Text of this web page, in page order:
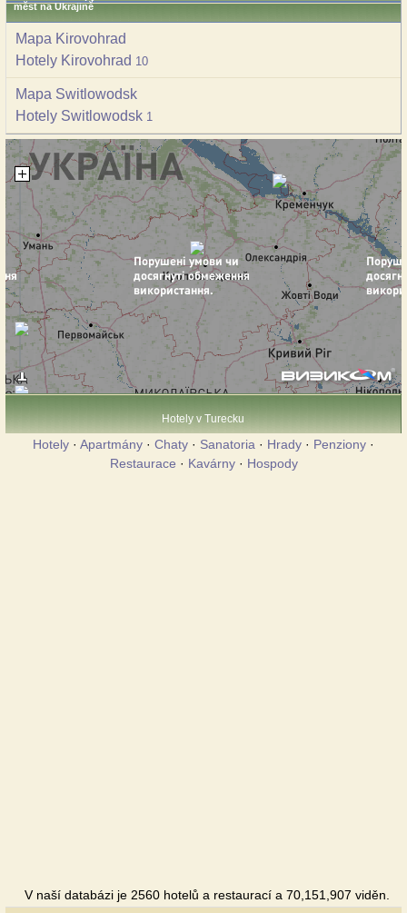
měst na Ukrajině
Mapa Kirovohrad
Hotely Kirovohrad 10
Mapa Switlowodsk
Hotely Switlowodsk 1
Hotely v Turecku
Hotely · Apartmány · Chaty · Sanatoria · Hrady · Penziony ·
Restaurace · Kavárny· Hospody
V naší databázi je 2560 hotelů a restaurací a 70,151,907 viděn.